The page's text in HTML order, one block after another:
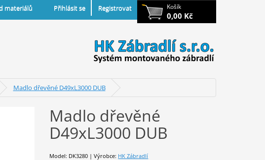
Košík
0,00 Kč
materiálů Přihlásit se Registrovat
Madlo dřevěné D49xL3000 DUB
Madlo dřevěné
D49xL3000 DUB
Model: DK3280 | Výrobce: HK Zábradlí